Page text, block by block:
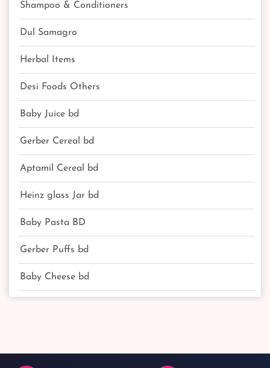
Shampoo & Conditioners
Dul Samagro
Herbal Items
Desi Foods Others
Baby Juice bd
Gerber Cereal bd
Aptamil Cereal bd
Heinz glass Jar bd
Baby Pasta BD
Gerber Puffs bd
Baby Cheese bd